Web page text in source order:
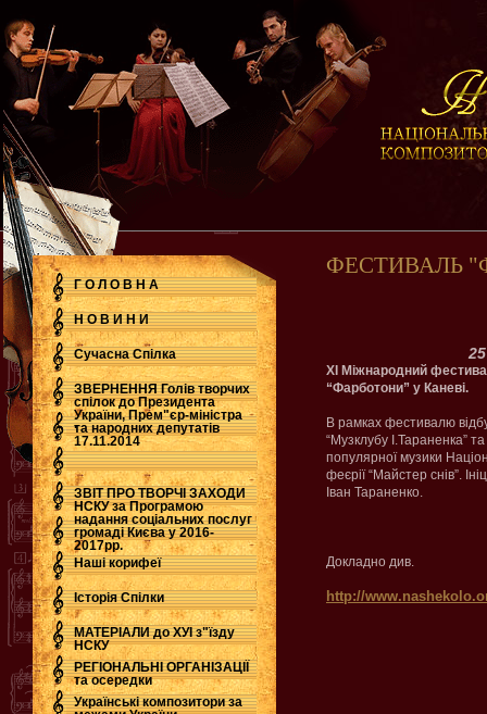
Г О Л О В Н А
Н О В И Н И
Сучасна Cпілка
ЗВЕРНЕННЯ Голів творчих
спілок до Президента
України, Прем"єр-міністра
та народних депутатів
17.11.2014
.
ЗВІТ ПРО ТВОРЧІ ЗАХОДИ
НСКУ за Програмою
надання соціальних послуг
громаді Києва у 2016-
2017рр.
.
Наші корифеї
Історія Спілки
МАТЕРІАЛИ до ХУІ з"їзду
НСКУ
РЕГІОНАЛЬНІ ОРГАНІЗАЦІЇ
та осередки
Українські композитори за
ФЕСТИВАЛЬ
ХІ Міжнародний
“Фарботони” у Каневі.
В рамках фестивалю
“Музклубу І.Тараненка”
популярної музики
феєрії “Майстер снів”.
Іван Тараненко.
Докладно див.
http://